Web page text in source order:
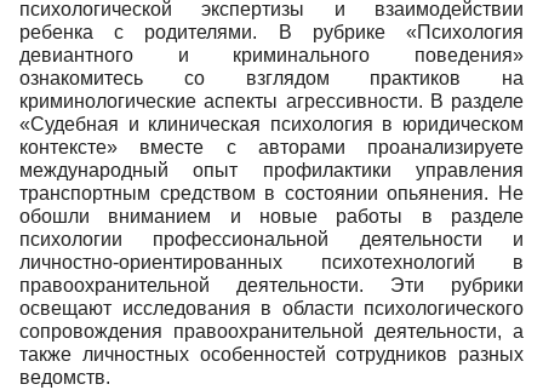
психологической экспертизы и взаимодействии
ребенка с родителями. В рубрике «Психология
девиантного и криминального поведения»
ознакомитесь со взглядом практиков на
криминологические аспекты агрессивности. В разделе
«Судебная и клиническая психология в юридическом
контексте» вместе с авторами проанализируете
международный опыт профилактики управления
транспортным средством в состоянии опьянения. Не
обошли вниманием и новые работы в разделе
психологии профессиональной деятельности и
личностно-ориентированных психотехнологий в
правоохранительной деятельности. Эти рубрики
освещают исследования в области психологического
сопровождения правоохранительной деятельности, а
также личностных особенностей сотрудников разных
ведомств.